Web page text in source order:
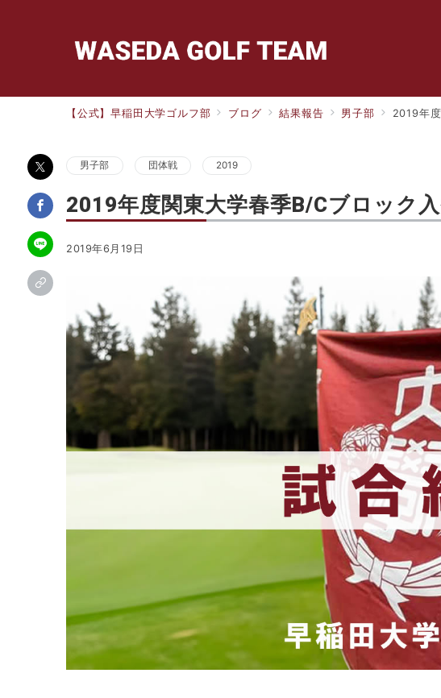
【公式】早稲田大学ゴルフ部 ブログ 結果報告 男子部 2019年
男子部 団体戦 2019
2019年度関東大学春季B/Cブロック
2019年6月19日